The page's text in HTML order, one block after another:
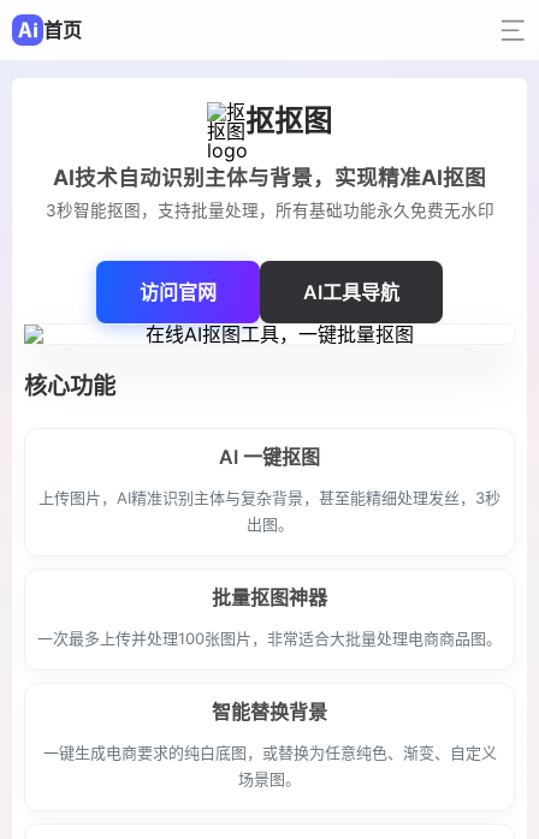
首页
抠抠图
AI技术自动识别主体与背景，实现精准AI抠图
3秒智能抠图，支持批量处理，所有基础功能永久免费无水印
访问官网 AI工具导航
核心功能
AI 一键抠图
上传图片，AI精准识别主体与复杂背景，甚至能精细处理发丝，3秒
出图。
批量抠图神器
一次最多上传并处理100张图片，非常适合大批量处理电商商品图。
智能替换背景
一键生成电商要求的纯白底图，或替换为任意纯色、渐变、自定义
场景图。